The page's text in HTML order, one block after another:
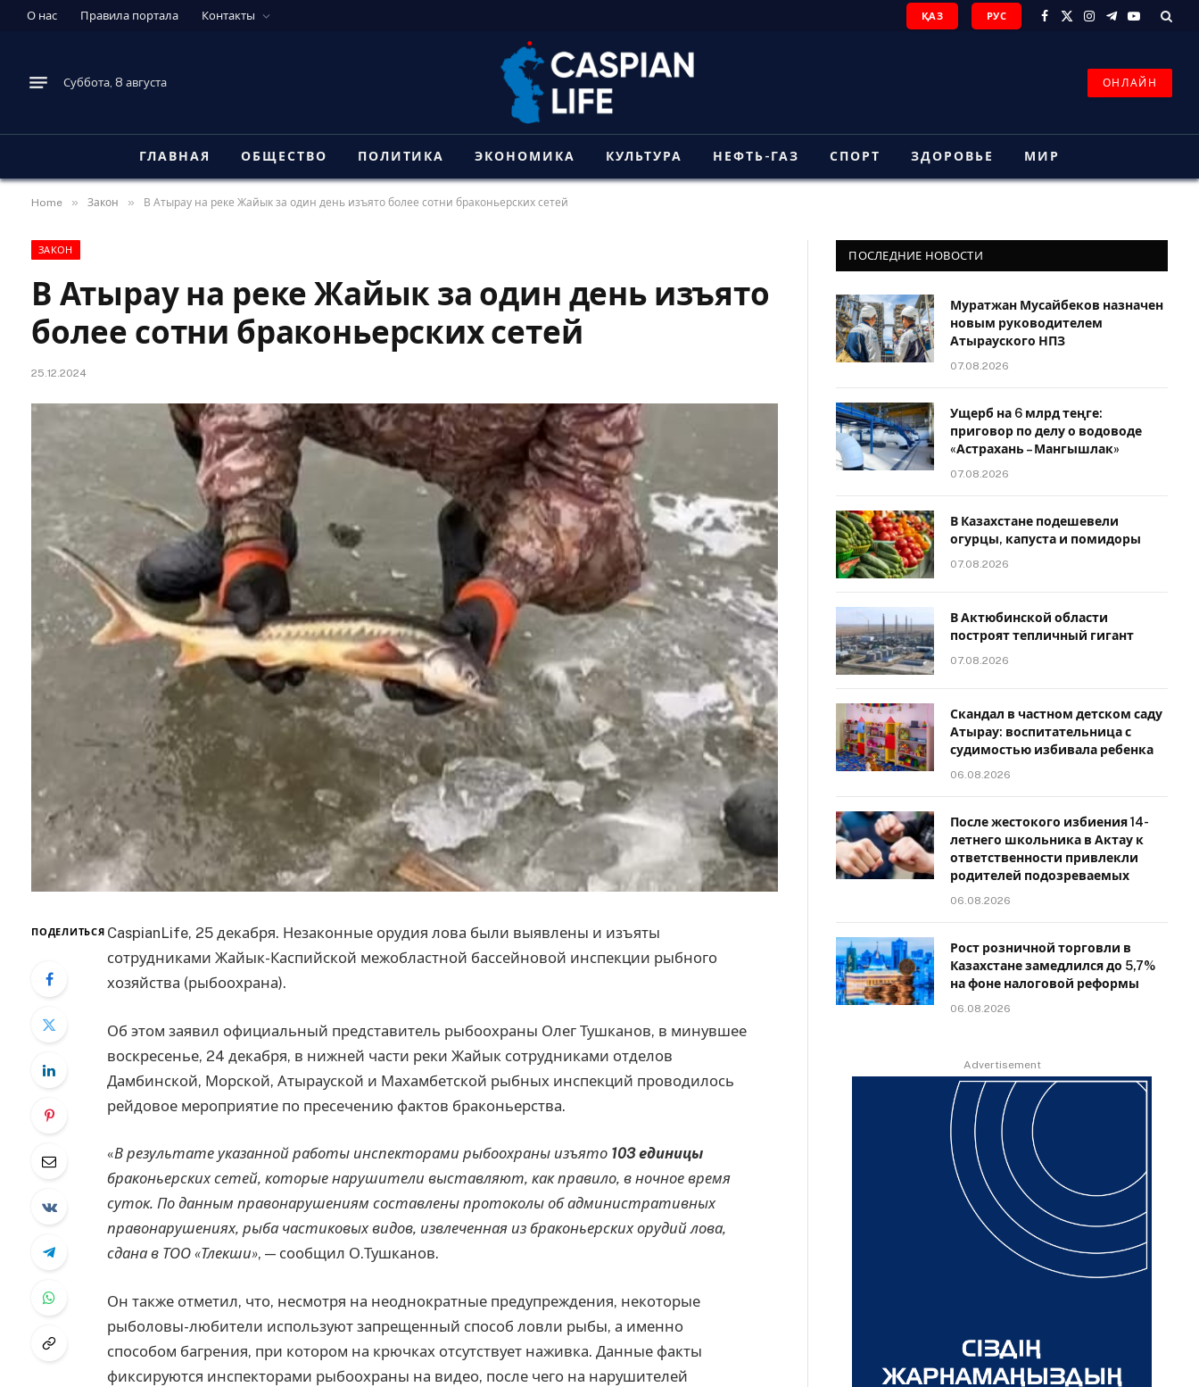
О нас Правила портала Контакты ҚАЗ РУС
Facebook
X
Instagram
Telegram
YouTube
Суббота, 8 августа ОНЛАЙН
ГЛАВНАЯ ОБЩЕСТВО ПОЛИТИКА ЭКОНОМИКА КУЛЬТУРА НЕФТЬ-ГАЗ СПОРТ ЗДОРОВЬЕ МИР
Home » Закон » В Атырау на реке Жайык за один день изъято более сотни браконьерских сетей
ЗАКОН
В Атырау на реке Жайык за один день изъято
более сотни браконьерских сетей
25.12.2024
ПОДЕЛИТЬСЯ CaspianLife, 25 декабря. Незаконные орудия лова были выявлены и изъяты
сотрудниками Жайык-Каспийской межобластной бассейновой инспекции рыбного
хозяйства (рыбоохрана).
Об этом заявил официальный представитель рыбоохраны Олег Тушканов, в минувшее
воскресенье, 24 декабря, в нижней части реки Жайык сотрудниками отделов
Дамбинской, Морской, Атырауской и Махамбетской рыбных инспекций проводилось
рейдовое мероприятие по пресечению фактов браконьерства.
«В результате указанной работы инспекторами рыбоохраны изъято 103 единицы
браконьерских сетей, которые нарушители выставляют, как правило, в ночное время
суток. По данным правонарушениям составлены протоколы об административных
правонарушениях, рыба частиковых видов, извлеченная из браконьерских орудий лова,
сдана в ТОО «Тлекши», — сообщил О.Тушканов.
Он также отметил, что, несмотря на неоднократные предупреждения, некоторые
рыболовы-любители используют запрещенный способ ловли рыбы, а именно
способом багрения, при котором на крючках отсутствует наживка. Данные факты
фиксируются инспекторами рыбоохраны на видео, после чего на нарушителей
ПОСЛЕДНИЕ НОВОСТИ
Муратжан Мусайбеков назначен
новым руководителем
Атырауского НПЗ
07.08.2026
Ущерб на 6 млрд теңге:
приговор по делу о водоводе
«Астрахань – Мангышлак»
07.08.2026
В Казахстане подешевели
огурцы, капуста и помидоры
07.08.2026
В Актюбинской области
построят тепличный гигант
07.08.2026
Скандал в частном детском саду
Атырау: воспитательница с
судимостью избивала ребенка
06.08.2026
После жестокого избиения 14-
летнего школьника в Актау к
ответственности привлекли
родителей подозреваемых
06.08.2026
Рост розничной торговли в
Казахстане замедлился до 5,7%
на фоне налоговой реформы
06.08.2026
Advertisement